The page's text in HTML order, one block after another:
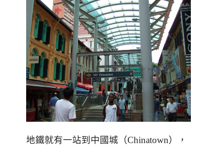
地鐵就有一站到中國城 （Chinatown），